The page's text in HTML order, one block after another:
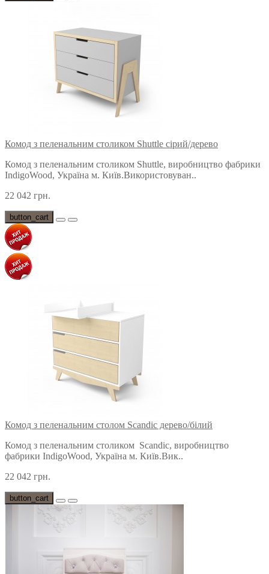
Комод з пеленальним столиком Shuttle сірий/дерево
Комод з пеленальним столиком Shuttle, виробництво фабрики
IndigoWood, Україна м. Київ.Використовуван..
22 042 грн.
button_cart
Комод з пеленальним столом Scandic дерево/білий
Комод з пеленальним столиком Scandic, виробництво
фабрики IndigoWood, Україна м. Київ.Вик..
22 042 грн.
button_cart